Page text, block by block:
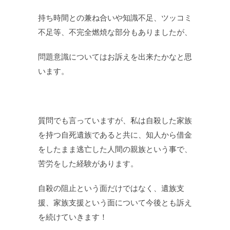
持ち時間との兼ね合いや知識不足、ツッコミ
不足等、不完全燃焼な部分もありましたが、
問題意識についてはお訴えを出来たかなと思
います。
質問でも言っていますが、私は自殺した家族
を持つ自死遺族であると共に、知人から借金
をしたまま逃亡した人間の親族という事で、
苦労をした経験があります。
自殺の阻止という面だけではなく、遺族支
援、家族支援という面について今後とも訴え
を続けていきます！